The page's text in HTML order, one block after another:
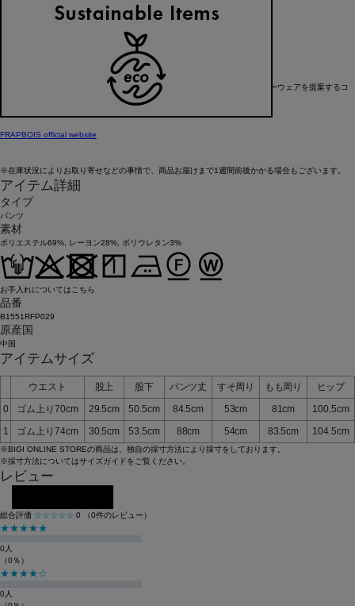
「大人げない大人の服」をコンセプトに、大人が着るリラックスしたデイリーウェアを提案するコ
FRAPBOIS official website
※在庫状況によりお取り寄せなどの事情で、商品お届けまで1週間前後かかる場合もございます。
アイテム詳細
タイプ
パンツ
素材
ポリエステル69%, レーヨン28%, ポリウレタン3%
お手入れについてはこちら
品番
B1551RFP029
原産国
中国
アイテムサイズ
ウエスト 股上 股下 パンツ丈 すそ周り もも周り
ヒップ
0
ゴム上り70cm 29.5cm 50.5cm 84.5cm 53cm 81cm
100.5cm
1
ゴム上り74cm 30.5cm 53.5cm 88cm 54cm 83.5cm 104.5cm
※BIGI ONLINE STOREの商品は、独自の採寸方法により採寸をしております。
※採寸方法についてはサイズガイドをご覧ください。
レビュー
総合評価 ☆☆☆☆☆ 0 （0件のレビュー）
★★★★★
0人
（0％）
★★★★☆
0人